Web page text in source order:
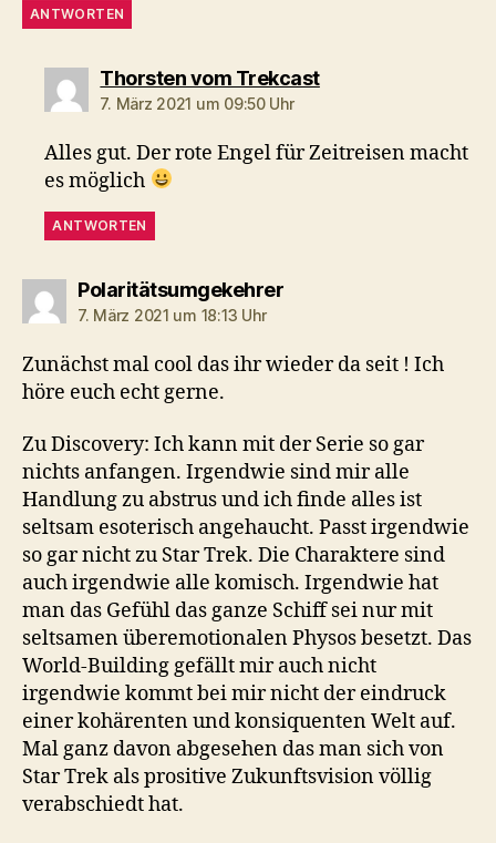
ANTWORTEN
Thorsten vom Trekcastsagt:
7. März 2021 um 09:50 Uhr
Alles gut. Der rote Engel für Zeitreisen macht
es möglich
ANTWORTEN
Polaritätsumgekehrersagt:
7. März 2021 um 18:13 Uhr
Zunächst mal cool das ihr wieder da seit ! Ich
höre euch echt gerne.
Zu Discovery: Ich kann mit der Serie so gar
nichts anfangen. Irgendwie sind mir alle
Handlung zu abstrus und ich finde alles ist
seltsam esoterisch angehaucht. Passt irgendwie
so gar nicht zu Star Trek. Die Charaktere sind
auch irgendwie alle komisch. Irgendwie hat
man das Gefühl das ganze Schiff sei nur mit
seltsamen überemotionalen Physos besetzt. Das
World-Building gefällt mir auch nicht
irgendwie kommt bei mir nicht der eindruck
einer kohärenten und konsiquenten Welt auf.
Mal ganz davon abgesehen das man sich von
Star Trek als prositive Zukunftsvision völlig
verabschiedt hat.